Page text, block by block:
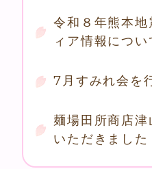
令和８年熊本
ィア情報につい
7月すみれ会を
麺場田所商店
いただきました